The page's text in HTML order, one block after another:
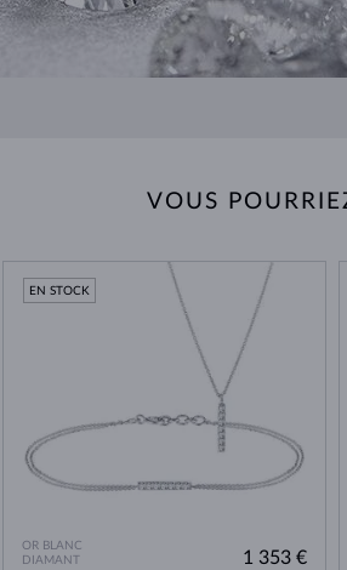
VOUS
OR BLANC
DIAMANT
EN STOCK
1 353 €